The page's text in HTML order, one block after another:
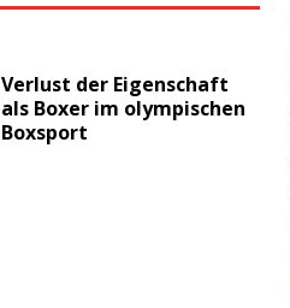
Ver­lust der Eigen­schaft
als Boxer im olym­pi­schen
Boxsport